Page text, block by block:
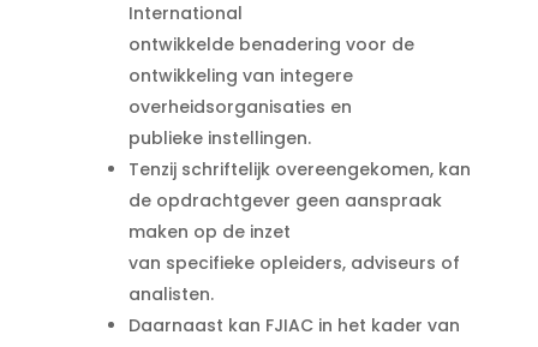
International
ontwikkelde benadering voor de
ontwikkeling van integere
overheidsorganisaties en
publieke instellingen.
Tenzij schriftelijk overeengekomen, kan
de opdrachtgever geen aanspraak
maken op de inzet
van specifieke opleiders, adviseurs of
analisten.
Daarnaast kan FJIAC in het kader van